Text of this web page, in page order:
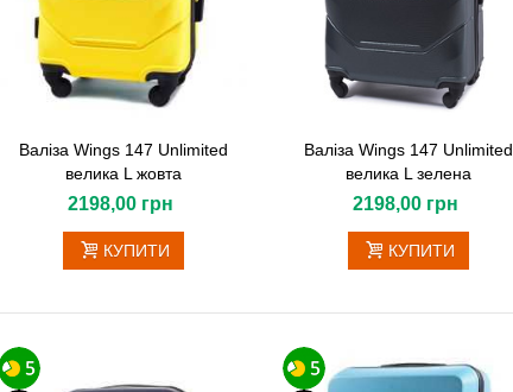
Валіза Wings 147 Unlimited
велика L жовта
2198,00 грн
КУПИТИ
Валіза Wings 147 Unlimited
велика L зелена
2198,00 грн
КУПИТИ